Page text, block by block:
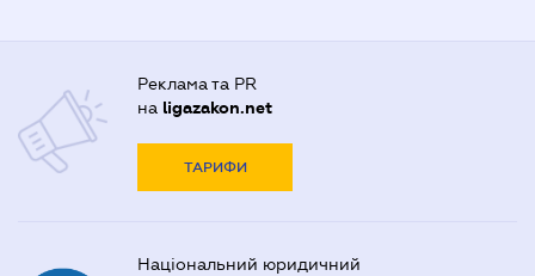
Реклама та PR
на ligazakon.net
ТАРИФИ
Національний юридичний